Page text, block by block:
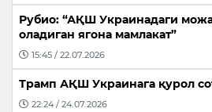
Рубио: “АҚШ Украинадаги
оладиган ягона мамлакат”
15:45 / 22.07.2026
Трамп АҚШ Украинага қурол
22:24 / 24.07.2026